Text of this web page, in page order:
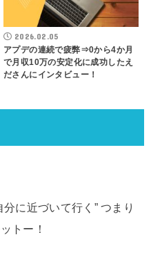
2026.02.05
アプデの連続で疲弊⇒0から4か月
で月収10万の安定化に成功したえ
ださんにインタビュー！
に近づいて行く” つまり
トー！